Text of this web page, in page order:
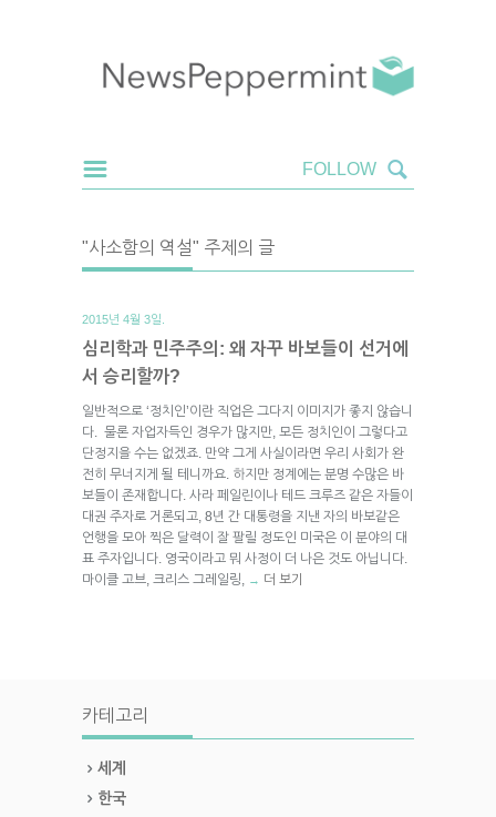
"사소함의 역설" 주제의 글
2015년 4월 3일.
심리학과 민주주의: 왜 자꾸 바보들이 선거에
서 승리할까?
일반적으로 ‘정치인’이란 직업은 그다지 이미지가 좋지 않습니
다. 물론 자업자득인 경우가 많지만, 모든 정치인이 그렇다고
단정지을 수는 없겠죠. 만약 그게 사실이라면 우리 사회가 완
전히 무너지게 될 테니까요. 하지만 정계에는 분명 수많은 바
보들이 존재합니다. 사라 페일린이나 테드 크루즈 같은 자들이
대권 주자로 거론되고, 8년 간 대통령을 지낸 자의 바보같은
언행을 모아 찍은 달력이 잘 팔릴 정도인 미국은 이 분야의 대
표 주자입니다. 영국이라고 뭐 사정이 더 나은 것도 아닙니다.
마이클 고브, 크리스 그레일링,
→ 더 보기
카테고리
세계
한국